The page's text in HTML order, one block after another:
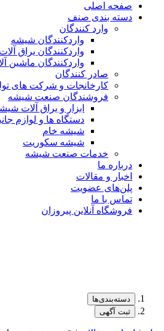
صفحه اصلی
دسته بندی صنف
وارد کنندگان
واردکنندگان شیشه
واردکنندگان یراق آلات
واردکنندگان ماشین
صادر کنندگان
کارخانجات و شرکت های
فروشندگان صنعت شیشه
ابزار و یراق آلات
دستگاه ها و لوازم
شیشه خام
شیشه سکوریت
خدمات صنعت شیشه
درباره ما
اخبار و مقالات
پلن‌های عضویت
تماس با ما
فروشگاه آنلاین پیروزان
دسته‌بندی‌ها
ثبت آگهی